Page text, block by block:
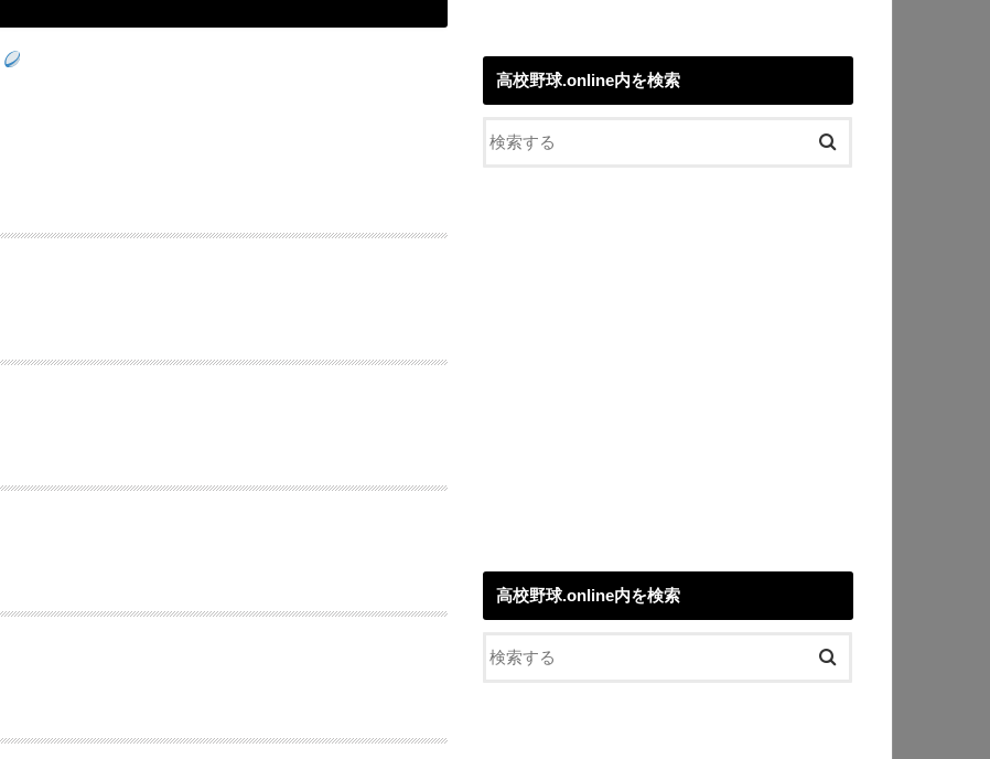
高校野球.online内を検索
高校野球.online内を検索